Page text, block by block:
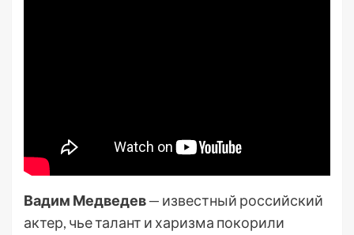
Вадим Медведев— известный российский
актер, чье талант и харизма покорили